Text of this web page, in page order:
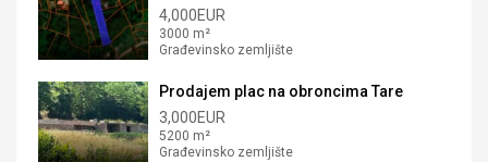
4,000EUR
3000 m²
Građevinsko zemljište
Prodajem plac na obroncima Tare
3,000EUR
5200 m²
Građevinsko zemljište